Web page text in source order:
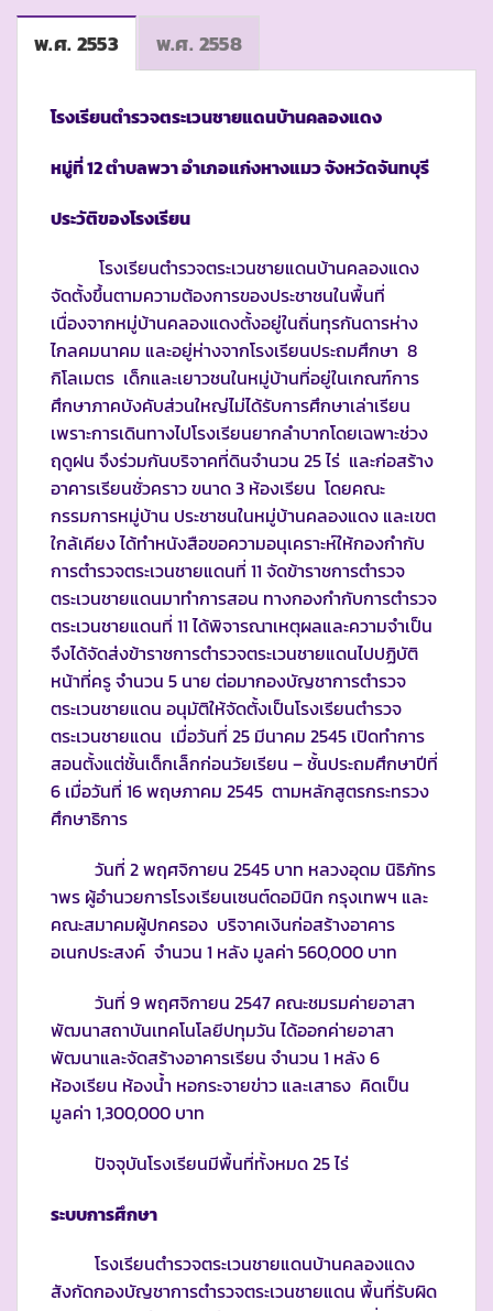
พ.ศ. 2553 พ.ศ. 2558
โรงเรียนตำรวจตระเวนชายแดนบ้านคลองแดง
หมู่ที่12ตำบลพวา อำเภอแก่งหางแมว จังหวัดจันทบุรี
ประวัติของโรงเรียน
โรงเรียนตำรวจตระเวนชายแดนบ้านคลองแดง
จัดตั้งขึ้นตามความต้องการของประชาชนในพื้นที่
เนื่องจากหมู่บ้านคลองแดงตั้งอยู่ในถิ่นทุรกันดารห่าง
ไกลคมนาคม และอยู่ห่างจากโรงเรียนประถมศึกษา 8
กิโลเมตร เด็กและเยาวชนในหมู่บ้านที่อยู่ในเกณฑ์การ
ศึกษาภาคบังคับส่วนใหญ่ไม่ได้รับการศึกษาเล่าเรียน
เพราะการเดินทางไปโรงเรียนยากลำบากโดยเฉพาะช่วง
ฤดูฝน จึงร่วมกันบริจาคที่ดินจำนวน 25 ไร่ และก่อสร้าง
อาคารเรียนชั่วคราว ขนาด 3 ห้องเรียน โดยคณะ
กรรมการหมู่บ้าน ประชาชนในหมู่บ้านคลองแดง และเขต
ใกล้เคียง ได้ทำหนังสือขอความอนุเคราะห์ให้กองกำกับ
การตำรวจตระเวนชายแดนที่ 11 จัดข้าราชการตำรวจ
ตระเวนชายแดนมาทำการสอน ทางกองกำกับการตำรวจ
ตระเวนชายแดนที่ 11 ได้พิจารณาเหตุผลและความจำเป็น
จึงได้จัดส่งข้าราชการตำรวจตระเวนชายแดนไปปฏิบัติ
หน้าที่ครู จำนวน 5 นาย ต่อมากองบัญชาการตำรวจ
ตระเวนชายแดน อนุมัติให้จัดตั้งเป็นโรงเรียนตำรวจ
ตระเวนชายแดน เมื่อวันที่ 25 มีนาคม 2545 เปิดทำการ
สอนตั้งแต่ชั้นเด็กเล็กก่อนวัยเรียน – ชั้นประถมศึกษาปีที่
6 เมื่อวันที่ 16 พฤษภาคม 2545 ตามหลักสูตรกระทรวง
ศึกษาธิการ
วันที่ 2 พฤศจิกายน 2545 บาท หลวงอุดม นิธิภัทร
าพร ผู้อำนวยการโรงเรียนเซนต์ดอมินิก กรุงเทพฯ และ
คณะสมาคมผู้ปกครอง บริจาคเงินก่อสร้างอาคาร
อเนกประสงค์ จำนวน 1 หลัง มูลค่า 560,000 บาท
วันที่ 9 พฤศจิกายน 2547 คณะชมรมค่ายอาสา
พัฒนาสถาบันเทคโนโลยีปทุมวัน ได้ออกค่ายอาสา
พัฒนาและจัดสร้างอาคารเรียน จำนวน 1 หลัง 6
ห้องเรียน ห้องน้ำ หอกระจายข่าว และเสาธง คิดเป็น
มูลค่า 1,300,000 บาท
ปัจจุบันโรงเรียนมีพื้นที่ทั้งหมด 25 ไร่
ระบบการศึกษา
โรงเรียนตำรวจตระเวนชายแดนบ้านคลองแดง
สังกัดกองบัญชาการตำรวจตระเวนชายแดน พื้นที่รับผิด